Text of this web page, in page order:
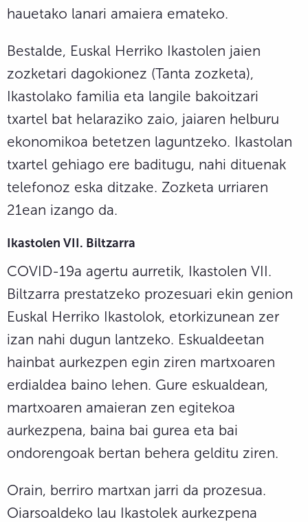
hauetako lanari amaiera emateko.
Bestalde, Euskal Herriko Ikastolen jaien
zozketari dagokionez (Tanta zozketa),
Ikastolako familia eta langile bakoitzari
txartel bat helaraziko zaio, jaiaren helburu
ekonomikoa betetzen laguntzeko. Ikastolan
txartel gehiago ere baditugu, nahi dituenak
telefonoz eska ditzake. Zozketa urriaren
21ean izango da.
Ikastolen VII. Biltzarra
COVID-19a agertu aurretik, Ikastolen VII.
Biltzarra prestatzeko prozesuari ekin genion
Euskal Herriko Ikastolok, etorkizunean zer
izan nahi dugun lantzeko. Eskualdeetan
hainbat aurkezpen egin ziren martxoaren
erdialdea baino lehen. Gure eskualdean,
martxoaren amaieran zen egitekoa
aurkezpena, baina bai gurea eta bai
ondorengoak bertan behera gelditu ziren.
Orain, berriro martxan jarri da prozesua.
Oiarsoaldeko lau Ikastolek aurkezpena